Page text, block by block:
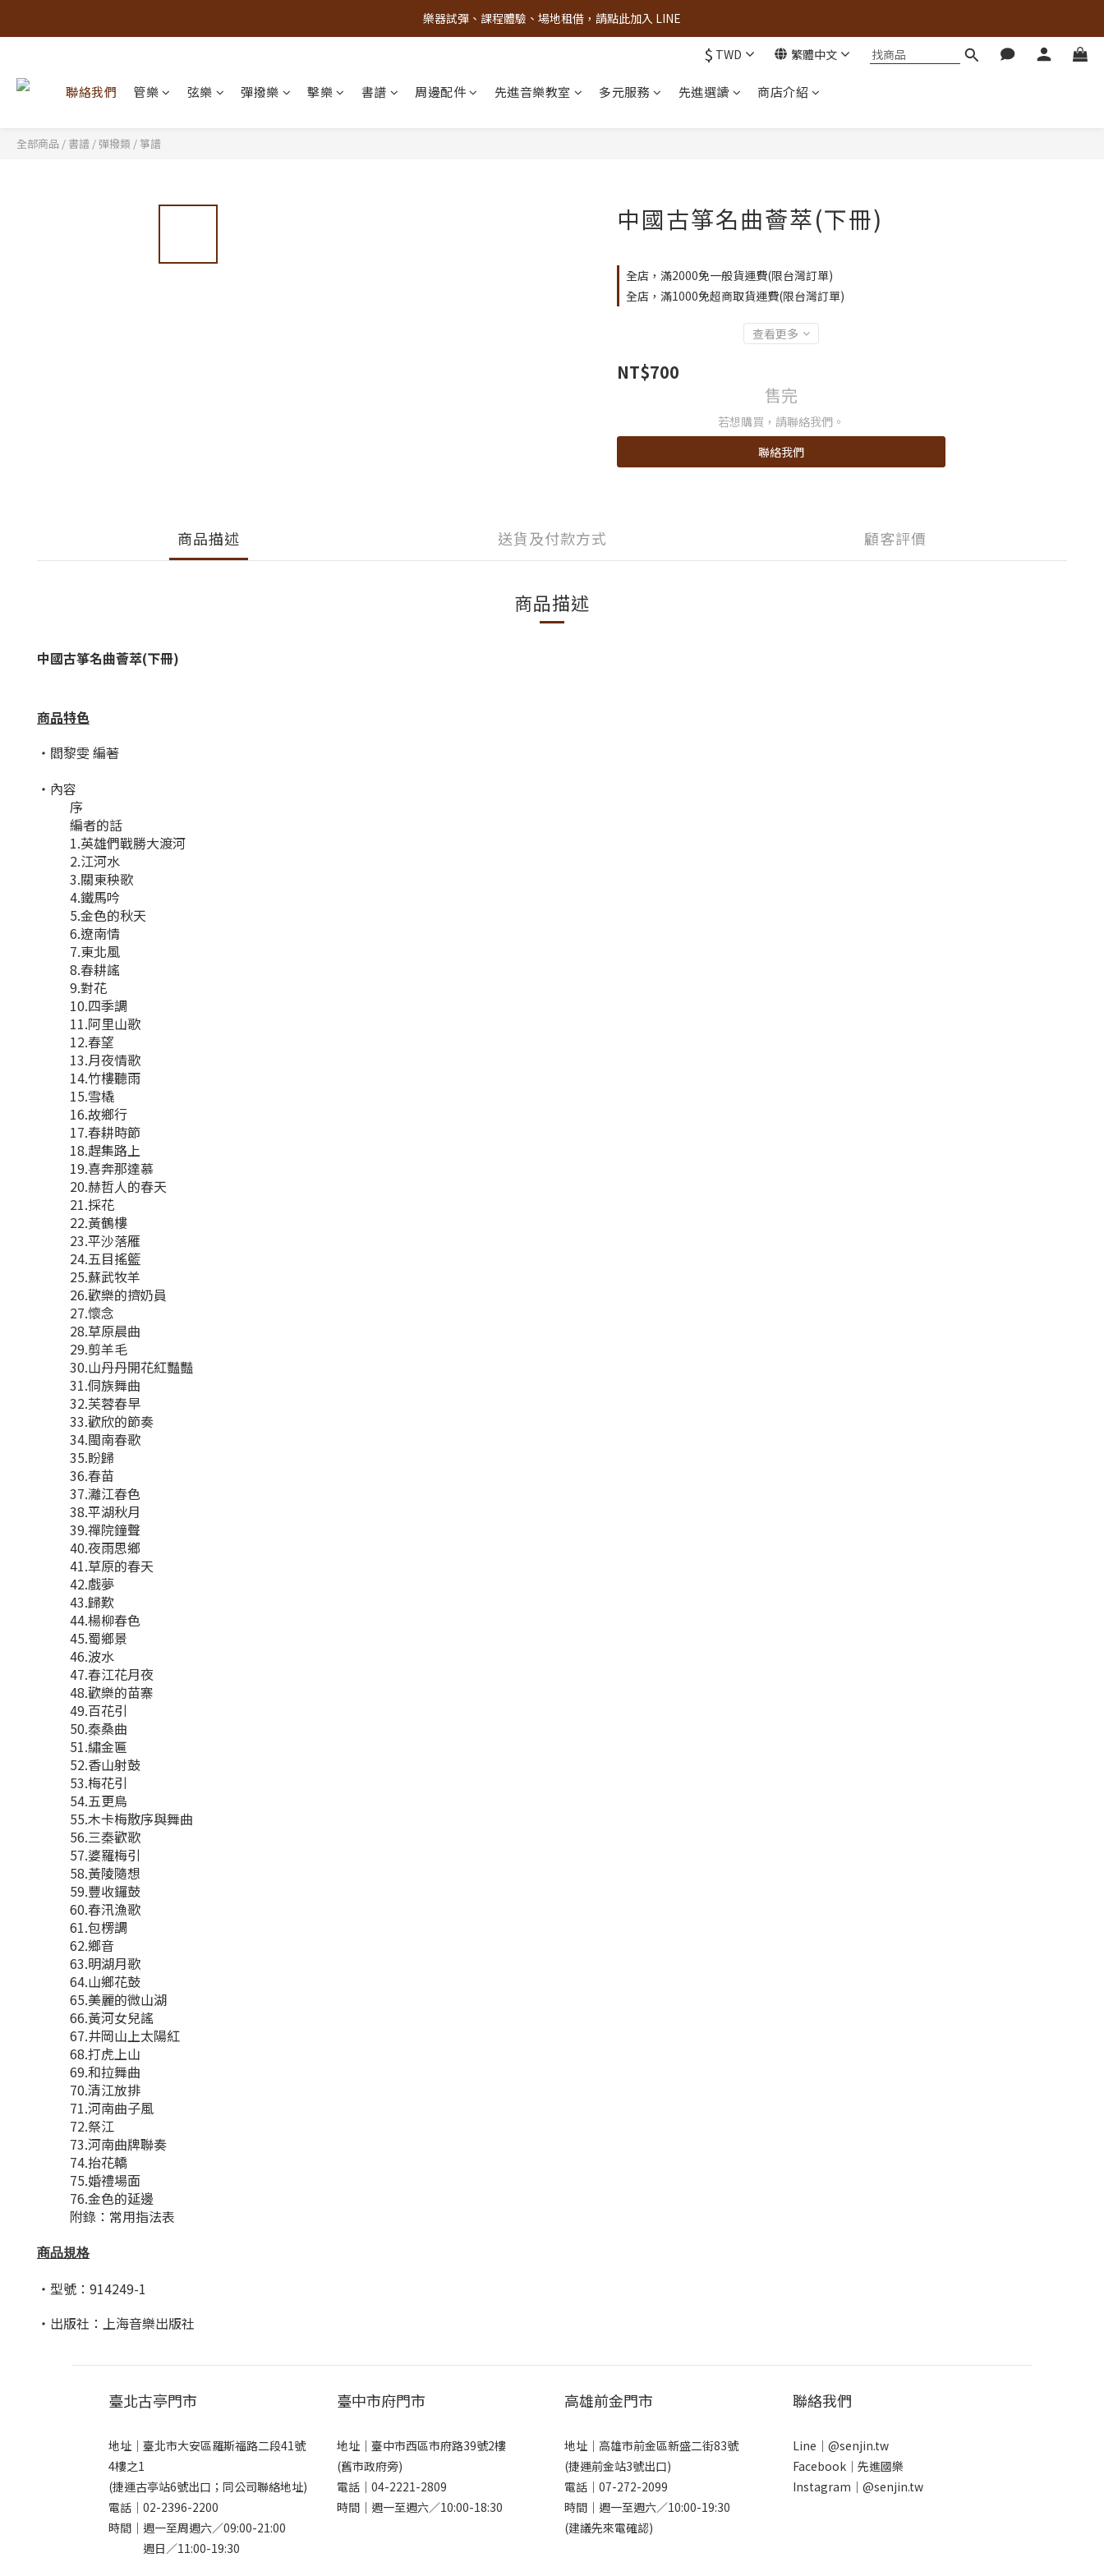
古亭門市 + 先進音樂教室週末假日皆有營業
樂器試彈、課程體驗、場地租借，請點此加入 LINE
$ TWD 繁體中文
聯絡我們 管樂 弦樂 彈撥樂 擊樂 書譜 周邊配件 先進音樂教室 多元服務 先進選讀 商店介紹
全部商品 / 書譜 /彈撥類 / 箏譜
中國古箏名曲薈萃(下冊)
全店，滿2000免一般貨運費(限台灣訂單)
全店，滿1000免超商取貨運費(限台灣訂單)
查看更多
NT$700
售完
若想購買，請聯絡我們。
聯絡我們
商品描述 送貨及付款方式 顧客評價
商品描述
中國古箏名曲薈萃(下冊)
商品特色
・閻黎雯 編著
・內容
序
編者的話
1.英雄們戰勝大渡河
2.江河水
3.關東秧歌
4.鐵馬吟
5.金色的秋天
6.遼南情
7.東北風
8.春耕謠
9.對花
10.四季調
11.阿里山歌
12.春望
13.月夜情歌
14.竹樓聽雨
15.雪橇
16.故鄉行
17.春耕時節
18.趕集路上
19.喜奔那達慕
20.赫哲人的春天
21.採花
22.黃鶴樓
23.平沙落雁
24.五目搖籃
25.蘇武牧羊
26.歡樂的擠奶員
27.懷念
28.草原晨曲
29.剪羊毛
30.山丹丹開花紅豔豔
31.侗族舞曲
32.芙蓉春早
33.歡欣的節奏
34.閩南春歌
35.盼歸
36.春苗
37.灕江春色
38.平湖秋月
39.禪院鐘聲
40.夜雨思鄉
41.草原的春天
42.戲夢
43.歸歎
44.楊柳春色
45.蜀鄉景
46.波水
47.春江花月夜
48.歡樂的苗寨
49.百花引
50.秦桑曲
51.繡金匾
52.香山射鼓
53.梅花引
54.五更鳥
55.木卡梅散序與舞曲
56.三秦歡歌
57.婆羅梅引
58.黃陵隨想
59.豐收鑼鼓
60.春汛漁歌
61.包楞調
62.鄉音
63.明湖月歌
64.山鄉花鼓
65.美麗的微山湖
66.黃河女兒謠
67.井岡山上太陽紅
68.打虎上山
69.和拉舞曲
70.清江放排
71.河南曲子風
72.祭江
73.河南曲牌聯奏
74.抬花轎
75.婚禮場面
76.金色的延邊
附錄：常用指法表
商品規格
・型號：914249-1
・出版社：上海音樂出版社
臺北古亭門市
地址｜ 臺北市大安區羅斯福路二段41號
4樓之1
(捷運古亭站6號出口；同公司聯絡地址)
電話｜ 02-2396-2200
時間｜週一至周週六／09:00-21:00
週日／11:00-19:30
臺中市府門市
地址｜ 臺中市西區市府路39號2樓
(舊市政府旁)
電話｜ 04-2221-2809
時間｜週一至週六／10:00-18:30
高雄前金門市
地址｜ 高雄市前金區新盛二街83號
(捷運前金站3號出口)
電話｜ 07-272-2099
時間｜週一至週六／10:00-19:30
(建議先來電確認)
聯絡我們
Line｜ @senjin.tw
Facebook｜ 先進國樂
Instagram｜ @senjin.tw